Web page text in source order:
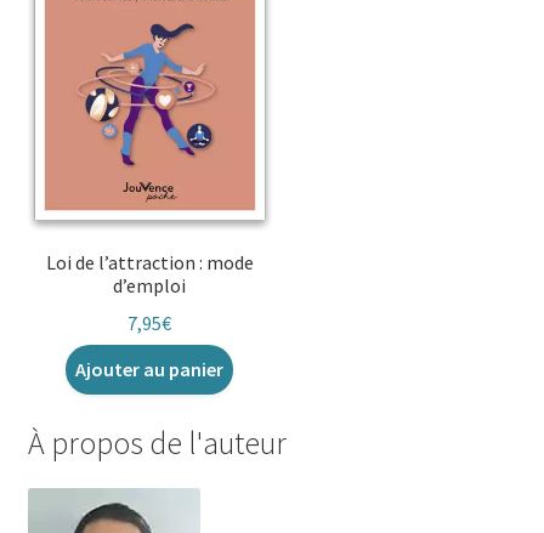
Loi de l’attraction : mode
d’emploi
7,95€
Ajouter au panier
À propos de l'auteur